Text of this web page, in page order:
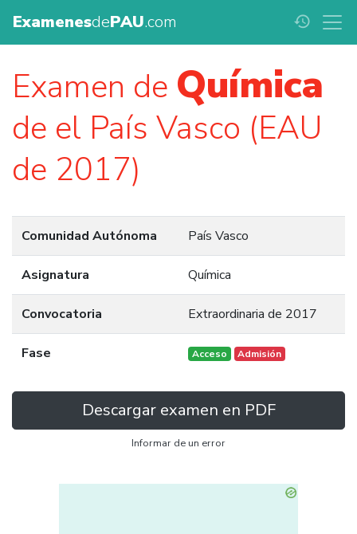
ExamenesdePAU.com history
Examen de Química
de el País Vasco (EAU
de 2017)
Comunidad Autónoma País Vasco
Asignatura Química
Convocatoria Extraordinaria de 2017
Fase Acceso Admisión
Descargar examen en PDF
Informar de un error